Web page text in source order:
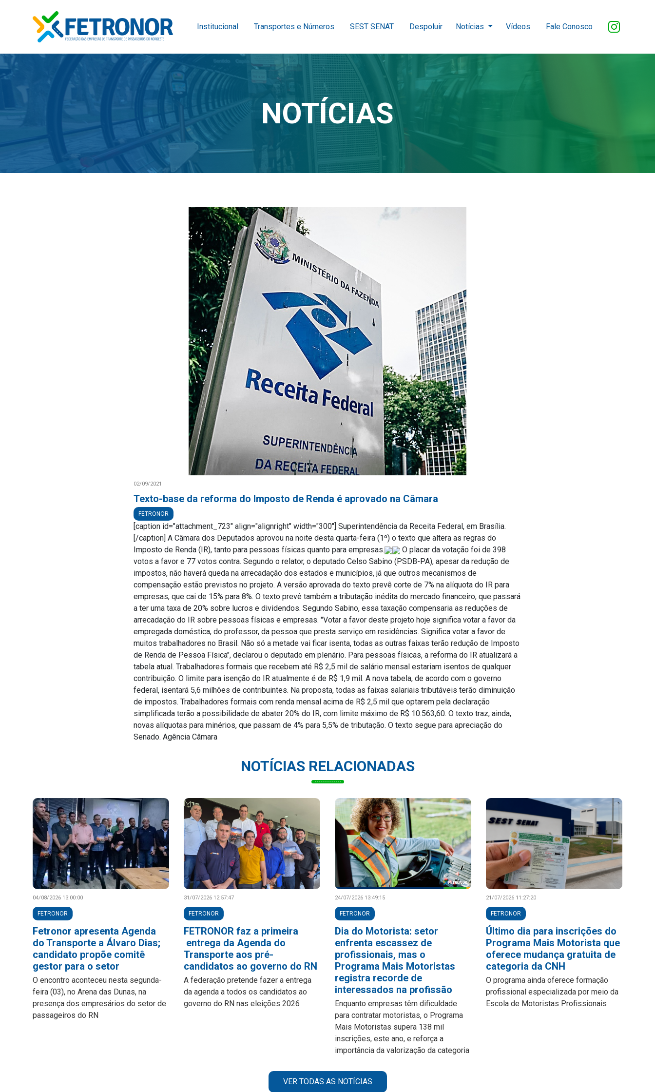
Institucional Transportes e Números SEST SENAT Despoluir Notícias Vídeos Fale Conosco
NOTÍCIAS
02/09/2021
Texto-base da reforma do Imposto de Renda é aprovado na Câmara
FETRONOR
[caption id="attachment_723" align="alignright" width="300"] Superintendência da Receita Federal, em Brasília.
[/caption] A Câmara dos Deputados aprovou na noite desta quarta-feira (1º) o texto que altera as regras do
Imposto de Renda (IR), tanto para pessoas físicas quanto para empresas.
O placar da votação foi de 398
votos a favor e 77 votos contra. Segundo o relator, o deputado Celso Sabino (PSDB-PA), apesar da redução de
impostos, não haverá queda na arrecadação dos estados e municípios, já que outros mecanismos de
compensação estão previstos no projeto. A versão aprovada do texto prevê corte de 7% na alíquota do IR para
empresas, que cai de 15% para 8%. O texto prevê também a tributação inédita do mercado financeiro, que passará
a ter uma taxa de 20% sobre lucros e dividendos. Segundo Sabino, essa taxação compensaria as reduções de
arrecadação do IR sobre pessoas físicas e empresas. "Votar a favor deste projeto hoje significa votar a favor da
empregada doméstica, do professor, da pessoa que presta serviço em residências. Significa votar a favor de
muitos trabalhadores no Brasil. Não só a metade vai ficar isenta, todas as outras faixas terão redução de Imposto
de Renda de Pessoa Física", declarou o deputado em plenário. Para pessoas físicas, a reforma do IR atualizará a
tabela atual. Trabalhadores formais que recebem até R$ 2,5 mil de salário mensal estariam isentos de qualquer
contribuição. O limite para isenção do IR atualmente é de R$ 1,9 mil. A nova tabela, de acordo com o governo
federal, isentará 5,6 milhões de contribuintes. Na proposta, todas as faixas salariais tributáveis terão diminuição
de impostos. Trabalhadores formais com renda mensal acima de R$ 2,5 mil que optarem pela declaração
simplificada terão a possibilidade de abater 20% do IR, com limite máximo de R$ 10.563,60. O texto traz, ainda,
novas alíquotas para minérios, que passam de 4% para 5,5% de tributação. O texto segue para apreciação do
Senado. Agência Câmara
NOTÍCIAS RELACIONADAS
04/08/2026 13:00:00
FETRONOR
Fetronor apresenta Agenda
do Transporte a Álvaro Dias;
candidato propõe comitê
gestor para o setor
O encontro aconteceu nesta segunda-
feira (03), no Arena das Dunas, na
presença dos empresários do setor de
passageiros do RN
31/07/2026 12:57:47
FETRONOR
FETRONOR faz a primeira
entrega da Agenda do
Transporte aos pré-
candidatos ao governo do RN
A federação pretende fazer a entrega
da agenda a todos os candidatos ao
governo do RN nas eleições 2026
24/07/2026 13:49:15
FETRONOR
Dia do Motorista: setor
enfrenta escassez de
profissionais, mas o
Programa Mais Motoristas
registra recorde de
interessados na profissão
Enquanto empresas têm dificuldade
para contratar motoristas, o Programa
Mais Motoristas supera 138 mil
inscrições, este ano, e reforça a
importância da valorização da categoria
21/07/2026 11:27:20
FETRONOR
Último dia para inscrições do
Programa Mais Motorista que
oferece mudança gratuita de
categoria da CNH
O programa ainda oferece formação
profissional especializada por meio da
Escola de Motoristas Profissionais
VER TODAS AS NOTÍCIAS